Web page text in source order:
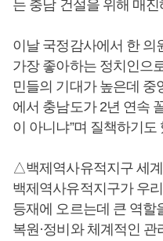
는 충남 건설을 위해 매
이날 국정감사에서 한 의
가장 좋아하는 정치인으
민들의 기대가 높은데
에서 충남도가 2년 연속
이 아니냐”며 질책하기도
△백제역사유적지구 세
백제역사유적지구가 우
등재에 오르는데 큰 역할
복원·정비와 체계적인